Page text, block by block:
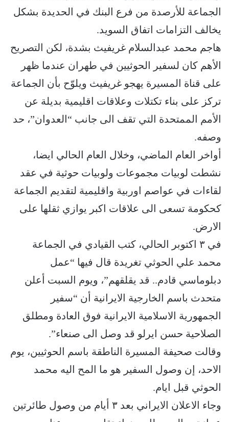
الجماعة للأرصدة من فرع البنك في الحديدة بشكل
يخالف التزامات اتفاق السويد.
هاجم محمد عبدالسلام غريفيث بشدة، لكن التصريح
الأهم كان لسفير الحوثيين في طهران عندما ظهر
على قناة المسيرة يهجو غريفيث ويلوّح بأن الجماعة
تركز على بناء تكتلات وعلاقات اقليمية بديلة عن
الأمم الممتحدة التي تقف الى جانب “العدوان”، حد
وصفه.
أواخر العام الماضي، وخلال العام الحالي ايضا،
نشطت لوبيات مجموعات ولوبيات حوثية في عقد
لقاءات في عواصم اوربية واقليمية لتقديم الجماعة
كحكومة تسعى الى علاقات اكبر يوازي ثقلها على
الارض.
في ٣ اكتوبر الحالي، كتب القيادي في الجماعة
محمد علي الحوثي تغريدة قال فيها “عمل
دبلوماسي قادم.. قد يقلقهم”، ويوم السبت أعلن
متحدث باسم الخارجية الايرانية أن “سفير
الجمهورية الاسلامية الايرانية فوق العادة ومطلق
الصلاحية حسن ايرلو قد وصل الى صنعاء”.
وقالت صحيفة المسيرة الناطقة باسم الحوثيين، يوم
الاحد، إن وصول السفير هو ما المح اليه محمد
الحوثي قبل ايام.
وجاء الاعلان الايراني بعد ٣ أيام من وصول طائرتين